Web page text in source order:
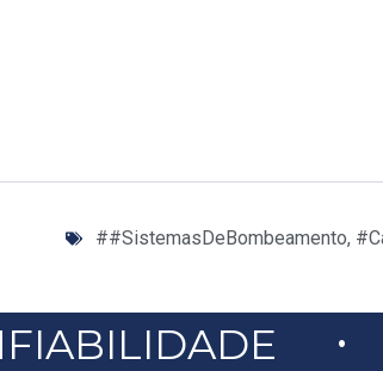
##SistemasDeBombeamento,
.